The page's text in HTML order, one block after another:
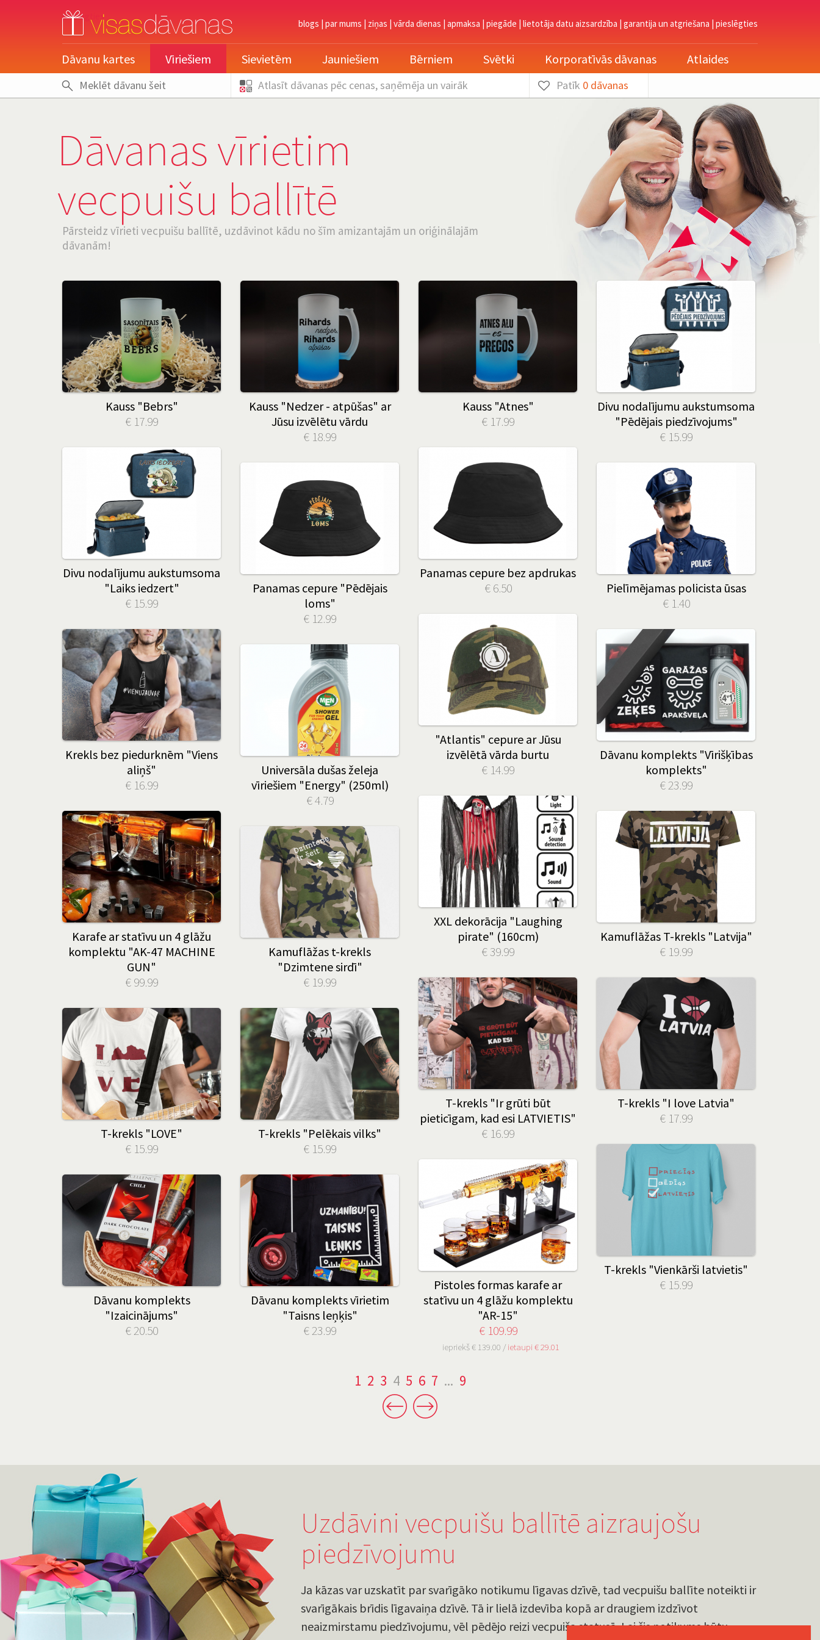
blogs | par mums | ziņas | vārda dienas | apmaksa | piegāde | lietotāja datu aizsardzība | garantija un atgriešana | pieslēgties
pieslēgties
Dāvanu kartes Vīriešiem Sievietēm Jauniešiem Bērniem Svētki Korporatīvās dāvanas Atlaides
Atlasīt dāvanas pēc cenas, saņēmēja un vairāk Patīk 0dāvanas
Dāvanas vīrietim
vecpuišu ballītē
Pārsteidz vīrieti vecpuišu ballītē, uzdāvinot kādu no šīm amizantajām un oriģinālajām
dāvanām!
Kauss "Bebrs"
€ 17.99
Kauss "Nedzer - atpūšas" ar
Jūsu izvēlētu vārdu
€ 18.99
Kauss "Atnes"
€ 17.99
Divu nodalījumu aukstumsoma
"Pēdējais piedzīvojums"
€ 15.99
Divu nodalījumu aukstumsoma
"Laiks iedzert"
€ 15.99
Panamas cepure bez apdrukas
€ 6.50
Panamas cepure "Pēdējais
loms"
€ 12.99
Pielīmējamas policista ūsas
€ 1.40
"Atlantis" cepure ar Jūsu
izvēlētā vārda burtu
€ 14.99
Krekls bez piedurknēm "Viens
aliņš"
€ 16.99
Dāvanu komplekts "Vīrišķības
komplekts"
€ 23.99
Universāla dušas želeja
vīriešiem "Energy" (250ml)
€ 4.79
XXL dekorācija "Laughing
pirate" (160cm)
€ 39.99
Karafe ar statīvu un 4 glāžu
komplektu "AK-47 MACHINE
GUN"
€ 99.99
Kamuflāžas T-krekls "Latvija"
€ 19.99
Kamuflāžas t-krekls
"Dzimtene sirdī"
€ 19.99
T-krekls "Ir grūti būt
pieticīgam, kad esi LATVIETIS"
€ 16.99
T-krekls "I love Latvia"
€ 17.99
T-krekls "LOVE"
€ 15.99
T-krekls "Pelēkais vilks"
€ 15.99
T-krekls "Vienkārši latvietis"
€ 15.99
Pistoles formas karafe ar
statīvu un 4 glāžu komplektu
"AR-15"
€ 109.99
iepriekš € 139.00 / ietaupi € 29.01
Dāvanu komplekts
"Izaicinājums"
€ 20.50
Dāvanu komplekts vīrietim
"Taisns leņķis"
€ 23.99
1 2 3 4 5 6 7 ... 9
Uzdāvini vecpuišu ballītē aizraujošu
piedzīvojumu
Ja kāzas var uzskatīt par svarīgāko notikumu līgavas dzīvē, tad vecpuišu ballīte noteikti ir
svarīgākais brīdis līgavaiņa dzīvē. Tā ir lielā izdevība kopā ar draugiem izdzīvot
neaizmirstamu piedzīvojumu, vēl pēdējo reizi vecpuiša statusā. Lai šis notikums būtu